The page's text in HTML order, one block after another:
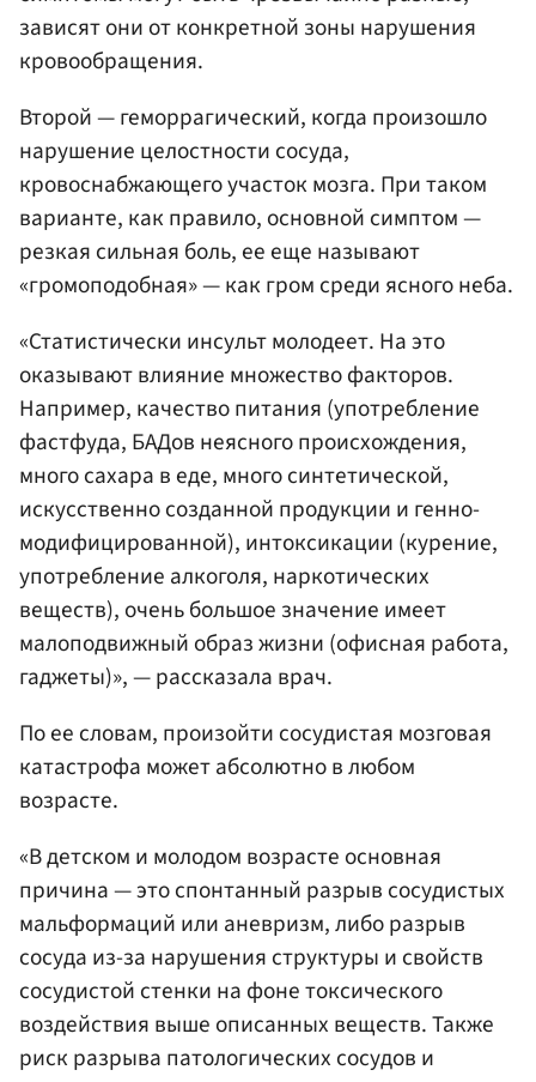
зависят они от конкретной зоны нарушения
кровообращения.
Второй — геморрагический, когда произошло
нарушение целостности сосуда,
кровоснабжающего участок мозга. При таком
варианте, как правило, основной симптом —
резкая сильная боль, ее еще называют
«громоподобная» — как гром среди ясного неба.
«Статистически инсульт молодеет. На это
оказывают влияние множество факторов.
Например, качество питания (употребление
фастфуда, БАДов неясного происхождения,
много сахара в еде, много синтетической,
искусственно созданной продукции и генно-
модифицированной), интоксикации (курение,
употребление алкоголя, наркотических
веществ), очень большое значение имеет
малоподвижный образ жизни (офисная работа,
гаджеты)», — рассказала врач.
По ее словам, произойти сосудистая мозговая
катастрофа может абсолютно в любом
возрасте.
«В детском и молодом возрасте основная
причина — это спонтанный разрыв сосудистых
мальформаций или аневризм, либо разрыв
сосуда из-за нарушения структуры и свойств
сосудистой стенки на фоне токсического
воздействия выше описанных веществ. Также
риск разрыва патологических сосудов и